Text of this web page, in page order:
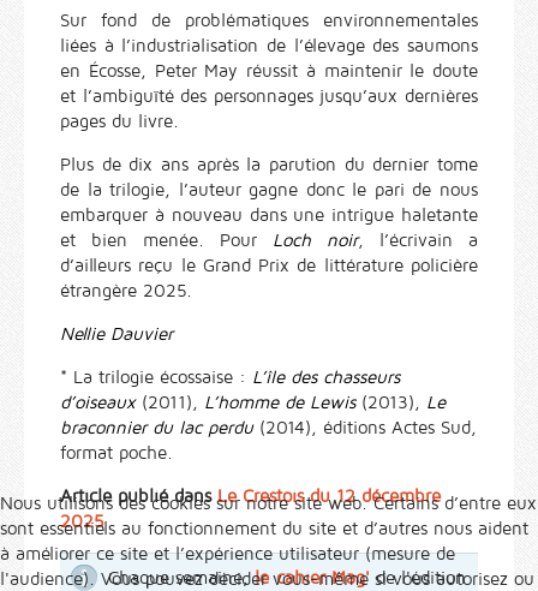
Sur fond de problématiques environnementales
liées à l’industrialisation de l’élevage des saumons
en Écosse, Peter May réussit à maintenir le doute
et l’ambiguïté des personnages jusqu’aux dernières
pages du livre.
Plus de dix ans après la parution du dernier tome
de la trilogie, l’auteur gagne donc le pari de nous
embarquer à nouveau dans une intrigue haletante
et bien menée. Pour Loch noir, l’écrivain a
d’ailleurs reçu le Grand Prix de littérature policière
étrangère 2025.
Nellie Dauvier
* La trilogie écossaise : L’île des chasseurs
d’oiseaux(2011), L’homme de Lewis(2013), Le
braconnier du lac perdu(2014), éditions Actes Sud,
format poche.
Article publié dans Le Crestois du 12 décembre
2025
Chaque semaine,le cahier Mag' de l'édition
Nous utilisons des cookies sur notre site web. Certains d’entre eux
sont essentiels au fonctionnement du site et d’autres nous aident
à améliorer ce site et l’expérience utilisateur (mesure de
l'audience). Vous pouvez décider vous-même si vous autorisez ou